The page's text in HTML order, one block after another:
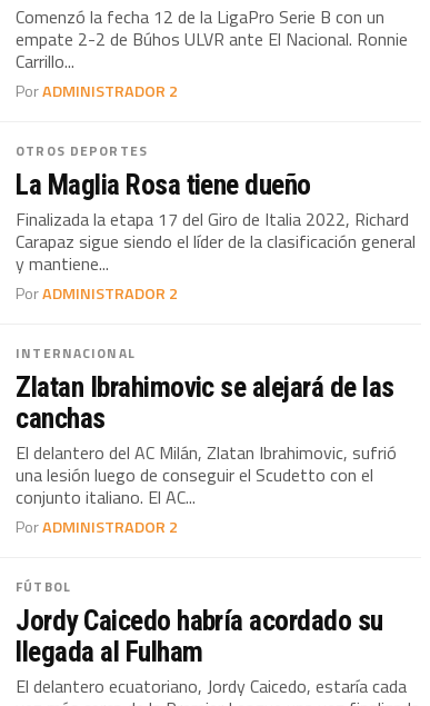
Comenzó la fecha 12 de la LigaPro Serie B con un
empate 2-2 de Búhos ULVR ante El Nacional. Ronnie
Carrillo...
PorADMINISTRADOR 2
OTROS DEPORTES
La Maglia Rosa tiene dueño
Finalizada la etapa 17 del Giro de Italia 2022, Richard
Carapaz sigue siendo el líder de la clasificación general
y mantiene...
PorADMINISTRADOR 2
INTERNACIONAL
Zlatan Ibrahimovic se alejará de las
canchas
El delantero del AC Milán, Zlatan Ibrahimovic, sufrió
una lesión luego de conseguir el Scudetto con el
conjunto italiano. El AC...
PorADMINISTRADOR 2
FÚTBOL
Jordy Caicedo habría acordado su
llegada al Fulham
El delantero ecuatoriano, Jordy Caicedo, estaría cada